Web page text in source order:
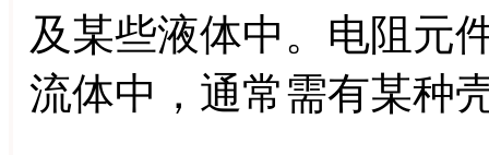
及某些液体中。电阻元
流体中，通常需有某种